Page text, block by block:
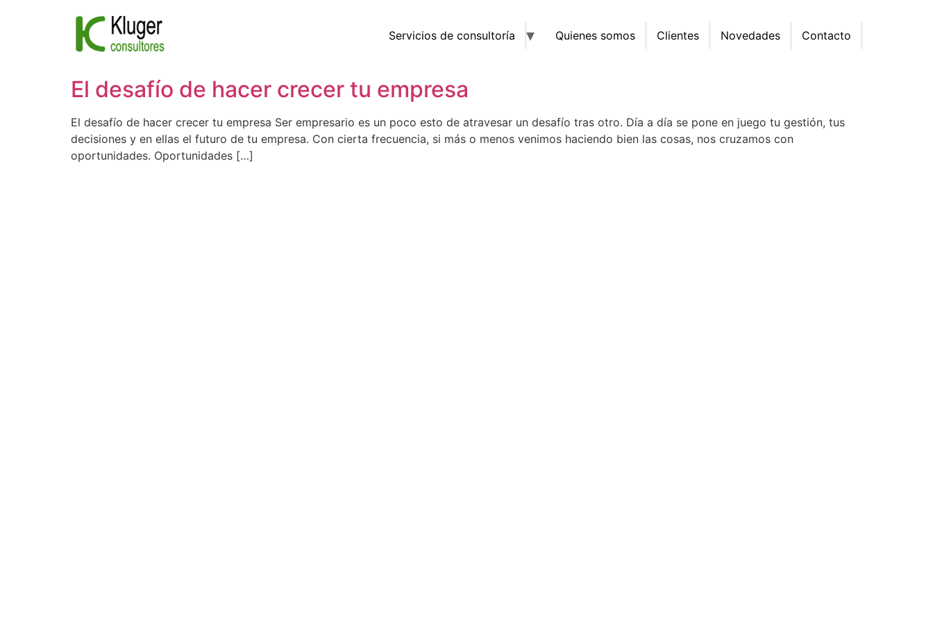
Servicios de consultoría Quienes somos Clientes Novedades Contacto
El desafío de hacer crecer tu empresa
El desafío de hacer crecer tu empresa Ser empresario es un poco esto de atravesar un desafío tras otro. Día a día se pone en juego tu gestión, tus
decisiones y en ellas el futuro de tu empresa. Con cierta frecuencia, si más o menos venimos haciendo bien las cosas, nos cruzamos con
oportunidades. Oportunidades […]